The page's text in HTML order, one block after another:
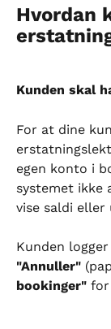
Hvordan
Kunden skal
For at dine
egen konto i
systemet ikke
vise saldi eller
Kunden
"Annuller"
bookinger" for